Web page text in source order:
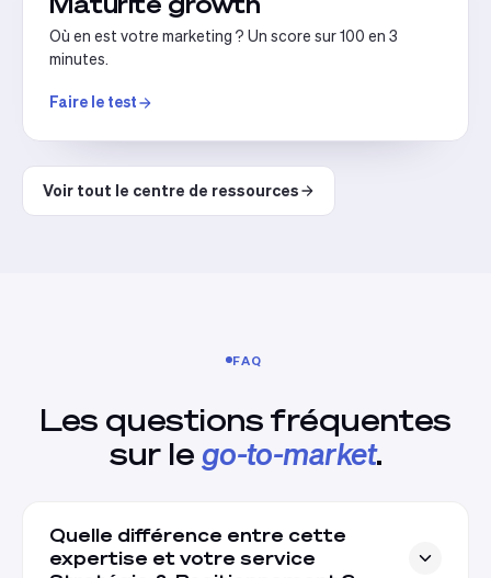
Où en est votre marketing ? Un score sur 100 en 3
minutes.
Faire le test
Voir tout le centre de ressources
FAQ
Les questions fréquentes
sur le go-to-market.
Quelle différence entre cette
expertise et votre service